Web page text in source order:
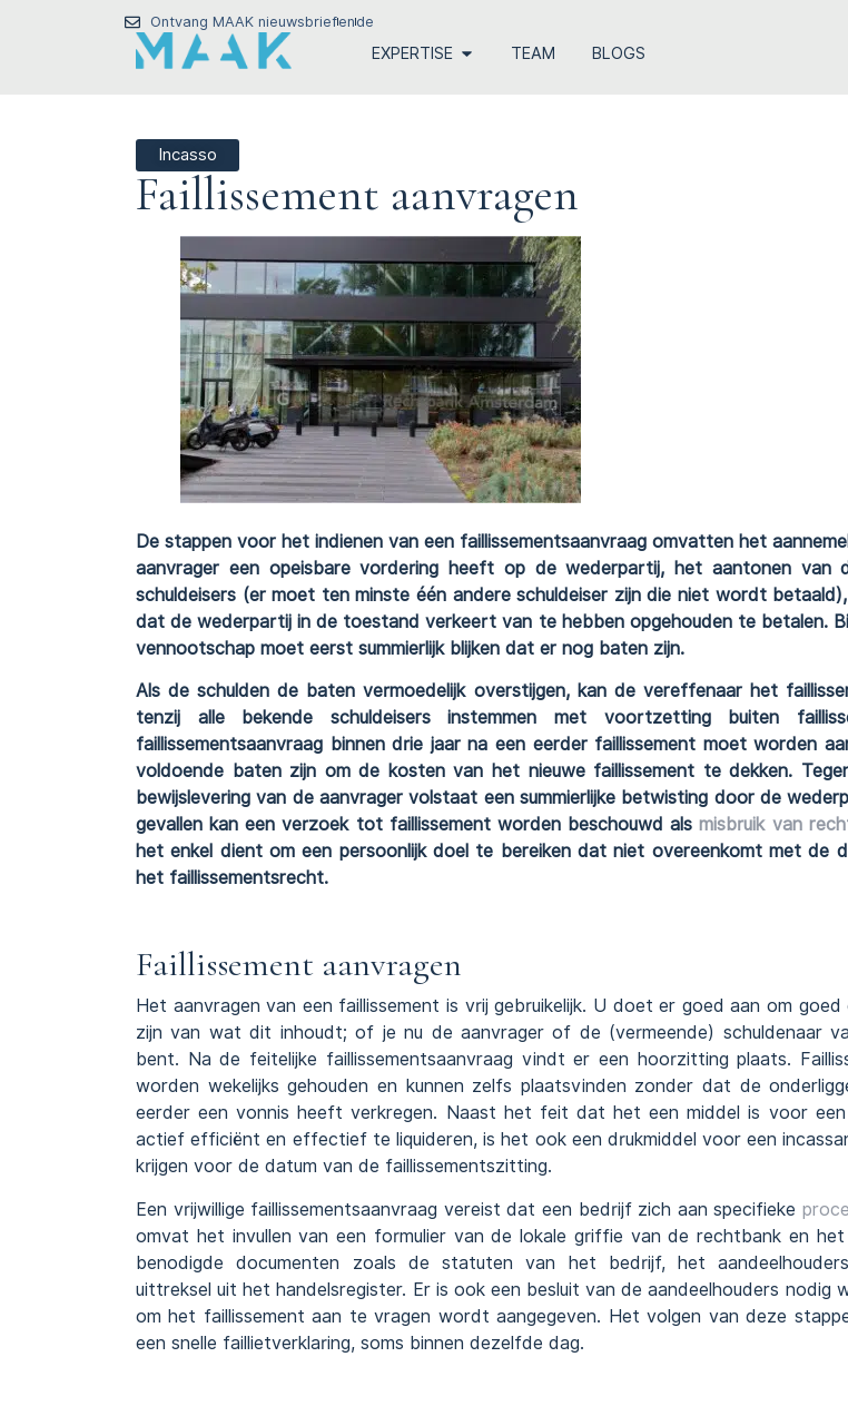
Ontvang MAAK nieuwsbriefende
EXPERTISE TEAM BLOGS
Incasso
Faillissement aanvragen
De stappen voor het indienen van een faillissementsaanvraag omvatten het
aanvrager een opeisbare vordering heeft op de wederpartij, het aantonen van
schuldeisers (er moet ten minste één andere schuldeiser zijn die niet wordt
dat de wederpartij in de toestand verkeert van te hebben opgehouden te betalen.
vennootschap moet eerst summierlijk blijken dat er nog baten zijn.
Als de schulden de baten vermoedelijk overstijgen, kan de vereffenaar het
tenzij alle bekende schuldeisers instemmen met voortzetting buiten
faillissementsaanvraag binnen drie jaar na een eerder faillissement moet worden
voldoende baten zijn om de kosten van het nieuwe faillissement te dekken.
bewijslevering van de aanvrager volstaat een summierlijke betwisting door de
gevallen kan een verzoek tot faillissement worden beschouwd alsmisbruik van
het enkel dient om een persoonlijk doel te bereiken dat niet overeenkomt met de
het faillissementsrecht.
Faillissement aanvragen
Het aanvragen van een faillissement is vrij gebruikelijk. U doet er goed aan om
zijn van wat dit inhoudt; of je nu de aanvrager of de (vermeende) schuldenaar
bent. Na de feitelijke faillissementsaanvraag vindt er een hoorzitting plaats.
worden wekelijks gehouden en kunnen zelfs plaatsvinden zonder dat de
eerder een vonnis heeft verkregen. Naast het feit dat het een middel is voor een
actief efficiënt en effectief te liquideren, is het ook een drukmiddel voor een
krijgen voor de datum van de faillissementszitting.
Een vrijwillige faillissementsaanvraag vereist dat een bedrijf zich aan specifieke
omvat het invullen van een formulier van de lokale griffie van de rechtbank en het
benodigde documenten zoals de statuten van het bedrijf, het
uittreksel uit het handelsregister. Er is ook een besluit van de aandeelhouders nodig
om het faillissement aan te vragen wordt aangegeven. Het volgen van deze
een snelle faillietverklaring, soms binnen dezelfde dag.